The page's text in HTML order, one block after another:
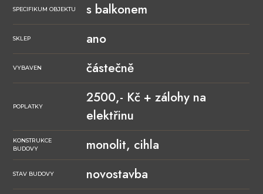
SPECIFIKUM OBJEKTU s balkonem
SKLEP ano
VYBAVEN částečně
POPLATKY
2500,- Kč + zálohy na
elektřinu
KONSTRUKCE
BUDOVY
monolit, cihla
STAV BUDOVY novostavba